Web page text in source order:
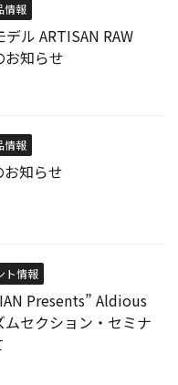
情報
ル ARTISAN RAW
お知らせ
情報
知らせ
ト情報
Presents” Aldious
セクション・セミナ